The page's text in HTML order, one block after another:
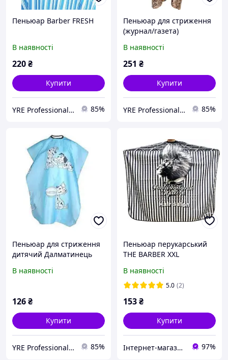
Пеньюар Barber FRESH
В наявності
220₴
Купити
YRE Professional💅🏻 85%
Пеньюар для стриження
(журнал/газета)
В наявності
251 ₴
Купити
YRE Professional💅🏻 85%
Пеньюар для стриження
дитячий Далматинець
В наявності
126₴
Купити
YRE Professional💅🏻 85%
Пеньюар перукарський
THE BARBER XXL
В наявності
5.0 (2)
153₴
Купити
Інтернет-магазин "Жіночий Рай" 97%